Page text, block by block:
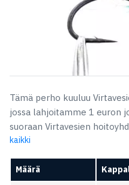
Tämä perho kuuluu
jossa lahjoitamme 1 euron
suoraan Virtavesien
kaikki
Määrä